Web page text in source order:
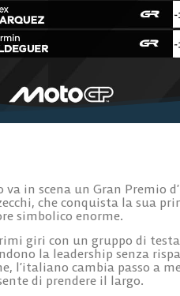
in scena un Gran Premio
che conquista la sua
simbolico enorme.
giri con un gruppo di
la leadership senza
l’italiano cambia passo a
di prendere il largo.